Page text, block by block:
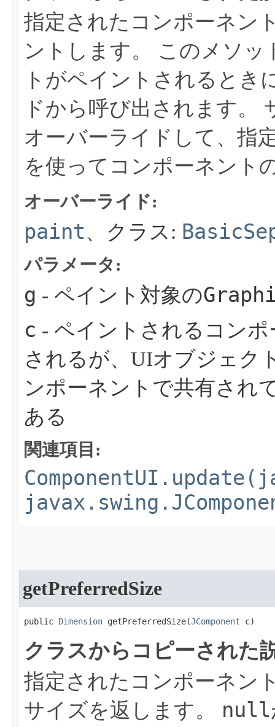
指定されたコンポーネン
ントします。
このメソッ
トがペイントされるとき
ドから呼び出されます。
オーバーライドして、指
を使ってコンポーネント
オーバーライド:
paint、クラス:
パラメータ:
g - ペイント対象の
c - ペイントされるコン
されるが、UIオブジェク
ンポーネントで共有され
ある
関連項目:
getPreferredSize
public Dimension getPreferredSize​(JComponent c)
クラスからコピーされた
指定されたコンポーネン
サイズを返します。
null